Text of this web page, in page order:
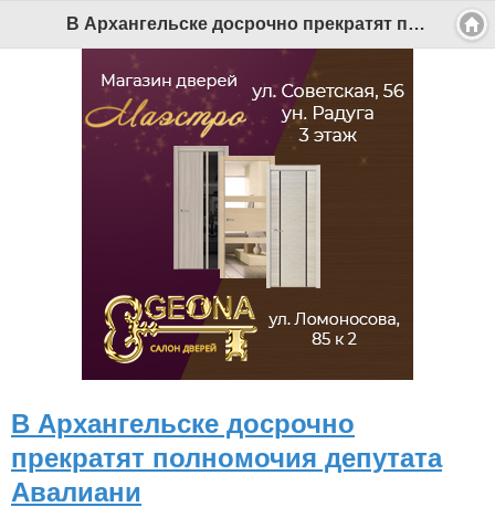
В Архангельске досрочно прекратят полномочия депутата Авалиани - Беломорканал Северодвинск tv29.ru
В Архангельске досрочно
прекратят полномочия депутата
Авалиани
© 2026 Беломорканал Северодвинск tv29.ru
is Free Software released under the GNU General Public
License.
Mobile version by
Mobile Joomla!
Desktop Version
СИ "Информационное агентство "Беломорканал" регистрационный номер ЭЛ № ФС77-77001 от 08.11.2019,
выдан Федеральной службой по надзору в сфере связи, информационных технологий и массовых
коммуникаций (Роскомнадзор). Учредитель: ООО "ТВ29". Главный редактор: Рудалев А.Г.
Беломорканал - новостной сайт Архангельской области: новости Северодвинска, новости поморья,
Все права на материалы, опубликованные на сайте, защищены в соответствии с российским и
международным законодательством об авторском праве и смежных правах.
При любом использовании текстовых, аудио-, фото- и видеоматериалов ссылка на www.tv29.ru обязательна.
При цитировании информации гиперссылка на www.tv29.ru обязательна. Использование материалов ИА
«Беломорканал» в коммерческих целях без письменного разрешения агентства не допускается. 18+